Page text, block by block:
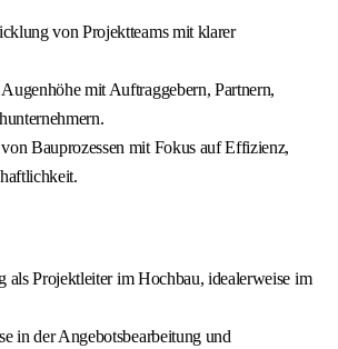
von Projektteams mit klarer
mit Auftraggebern, Partnern,
Bauprozessen mit Fokus auf Effizienz,
als Projektleiter im Hochbau, idealerweise im
in der Angebotsbearbeitung und